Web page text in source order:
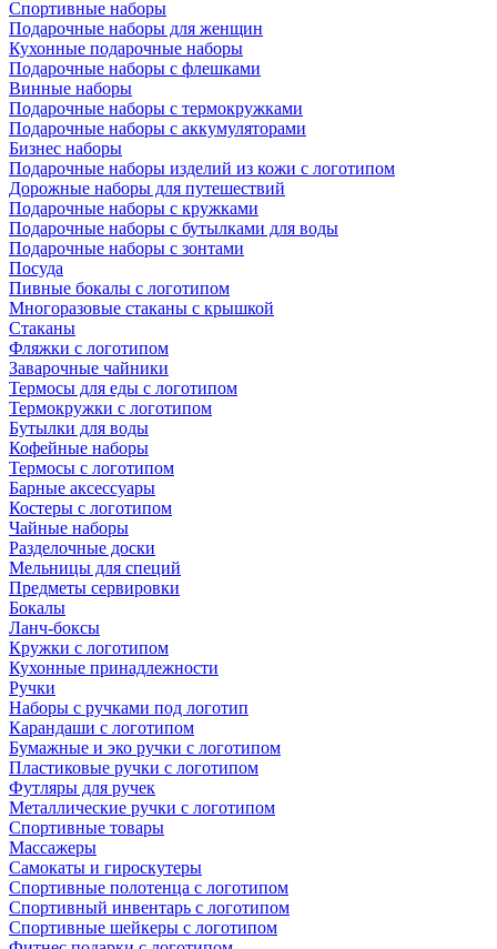
Спортивные наборы
Подарочные наборы для женщин
Кухонные подарочные наборы
Подарочные наборы с флешками
Винные наборы
Подарочные наборы с термокружками
Подарочные наборы с аккумуляторами
Бизнес наборы
Подарочные наборы изделий из кожи с логотипом
Дорожные наборы для путешествий
Подарочные наборы с кружками
Подарочные наборы с бутылками для воды
Подарочные наборы с зонтами
Посуда
Пивные бокалы с логотипом
Многоразовые стаканы с крышкой
Стаканы
Фляжки с логотипом
Заварочные чайники
Термосы для еды с логотипом
Термокружки с логотипом
Бутылки для воды
Кофейные наборы
Термосы с логотипом
Барные аксессуары
Костеры с логотипом
Чайные наборы
Разделочные доски
Мельницы для специй
Предметы сервировки
Бокалы
Ланч-боксы
Кружки с логотипом
Кухонные принадлежности
Ручки
Наборы с ручками под логотип
Карандаши с логотипом
Бумажные и эко ручки с логотипом
Пластиковые ручки с логотипом
Футляры для ручек
Металлические ручки с логотипом
Спортивные товары
Массажеры
Самокаты и гироскутеры
Спортивные полотенца с логотипом
Спортивный инвентарь с логотипом
Спортивные шейкеры с логотипом